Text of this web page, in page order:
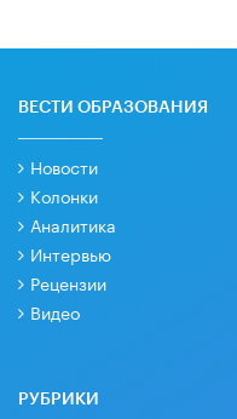
ВЕСТИ ОБРАЗОВАНИЯ
Новости
Колонки
Аналитика
Интервью
Рецензии
Видео
РУБРИКИ